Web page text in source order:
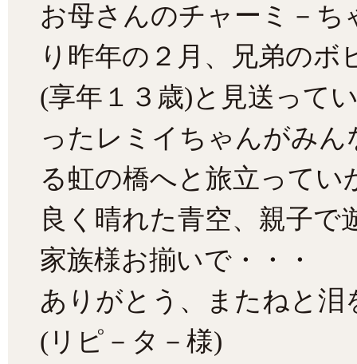
お母さんのチャーミ－ち
り昨年の２月、兄弟のボ
(享年１３歳)と見送って
ったレミイちゃんがみん
る虹の橋へと旅立ってい
良く晴れた青空、親子
家族様お揃いで・・・
ありがとう、またねと
(リピ－タ－様)